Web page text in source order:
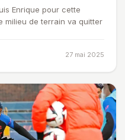
Enrique pour cette
milieu de terrain va quitter
27 mai 2025